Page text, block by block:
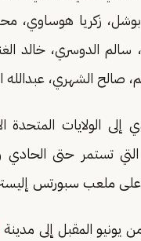
زكريا هوساوي،
الدوسري، خالد
صالح الشهري، عبدالله
إلى الولايات المتحدة
تستمر حتى الحادي
يونيو المقبل إلى مدينة